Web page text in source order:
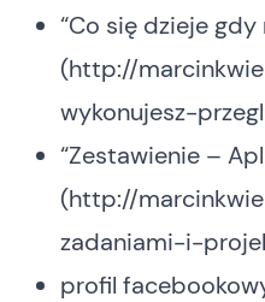
“Co się dzieje
(http://
wykonujesz-
“Zestawienie –
(http://
zadaniami-i-
profil